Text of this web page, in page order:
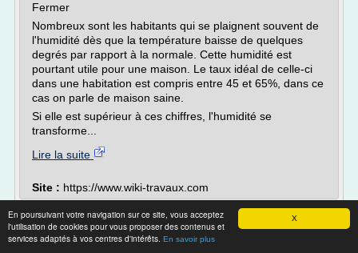
X
En poursuivant votre navigation sur ce site, vous acceptez
l'utilisation de cookies pour vous proposer des contenus et
services adaptés à vos centres d'intérêts. En savoir plus
Fermer
Nombreux sont les habitants qui se plaignent souvent de
l'humidité dès que la température baisse de quelques
degrés par rapport à la normale. Cette humidité est
pourtant utile pour une maison. Le taux idéal de celle-ci
dans une habitation est compris entre 45 et 65%, dans ce
cas on parle de maison saine.
Si elle est supérieur à ces chiffres, l'humidité se
transforme...
Lire la suite
Site : https://www.wiki-travaux.com
Comment combattre des murs humides?
Conseils & solutions